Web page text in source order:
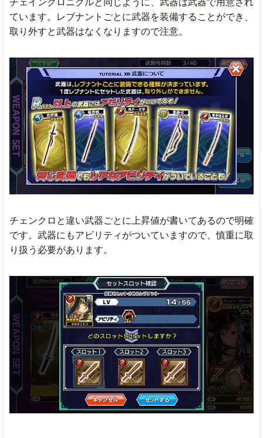
ています。レブナントごとに武器を装備することができ、
取り外すと武器はなくなりますので注意。
チェンクロと違い武器ごとに上昇値が書いてあるので明確
です。武器にもアビリティがついていますので、慎重に取
り扱う必要があります。